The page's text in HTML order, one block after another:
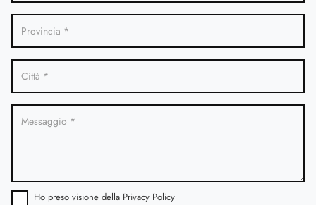
Ho preso visione della Privacy Policy